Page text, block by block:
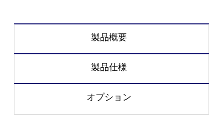
製品概要
製品仕様
オプション